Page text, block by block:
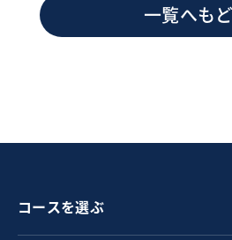
一覧へも
コースを選ぶ